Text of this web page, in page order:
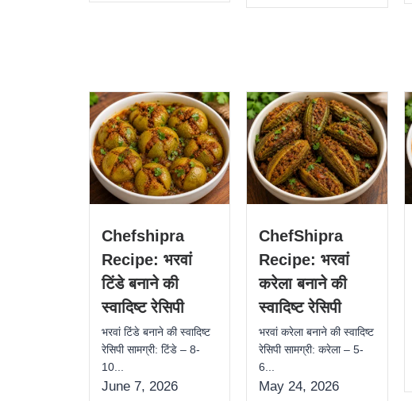
Chefshipra
Recipe: भरवां
टिंडे बनाने की
स्वादिष्ट रेसिपी
भरवां टिंडे बनाने की स्वादिष्ट
रेसिपी सामग्री: टिंडे – 8-
10...
June 7, 2026
ChefShipra
Recipe: भरवां
करेला बनाने की
स्वादिष्ट रेसिपी
भरवां करेला बनाने की स्वादिष्ट
रेसिपी सामग्री: करेला – 5-
6...
May 24, 2026